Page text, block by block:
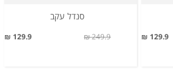
129.9 ₪
סנדל עקב
129.9 ₪ 249.9 ₪